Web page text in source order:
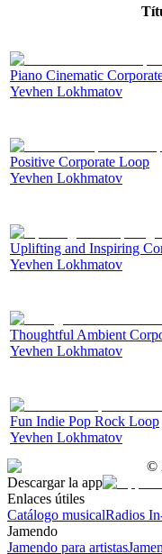
Piano Cinematic
Yevhen Lokhmatov
Positive Corporate Loop
Yevhen Lokhmatov
Uplifting and Inspiring
Yevhen Lokhmatov
Thoughtful Ambient
Yevhen Lokhmatov
Fun Indie Pop Rock Loop
Yevhen Lokhmatov
©
Descargar la app
Enlaces útiles
Catálogo musicalRadios
Jamendo
Jamendo para artistas